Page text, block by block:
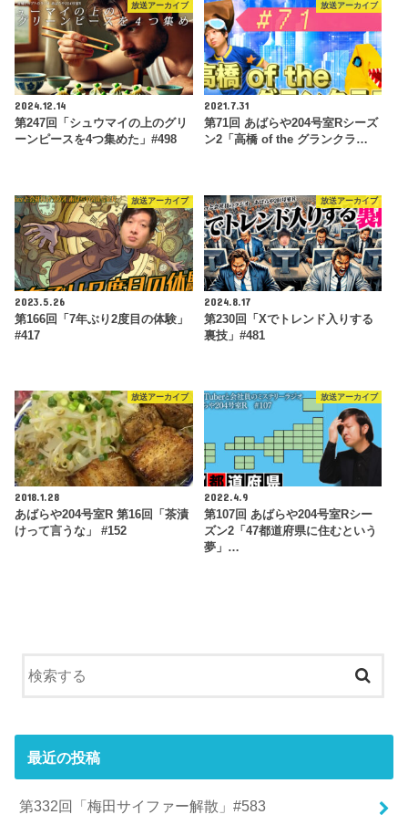
放送アーカイブ
2024.12.14
第247回「シュウマイの上のグリ
ーンピースを4つ集めた」#498
放送アーカイブ
2021.7.31
第71回 あばらや204号室Rシーズ
ン2「高橋 of the グランクラ…
放送アーカイブ
2023.5.26
第166回「7年ぶり2度目の体験」
#417
放送アーカイブ
2024.8.17
第230回「Xでトレンド入りする
裏技」#481
放送アーカイブ
2018.1.28
あばらや204号室R 第16回「茶漬
けって言うな」 #152
放送アーカイブ
2022.4.9
第107回 あばらや204号室Rシー
ズン2「47都道府県に住むという
夢」…
最近の投稿
第332回「梅田サイファー解散」#583